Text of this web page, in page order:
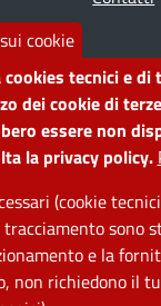
cookie
tecnici e di
dei cookie di
essere non
la privacy policy.
(cookie
sono
e la
non richiedono il
TwitterLinkedin
section